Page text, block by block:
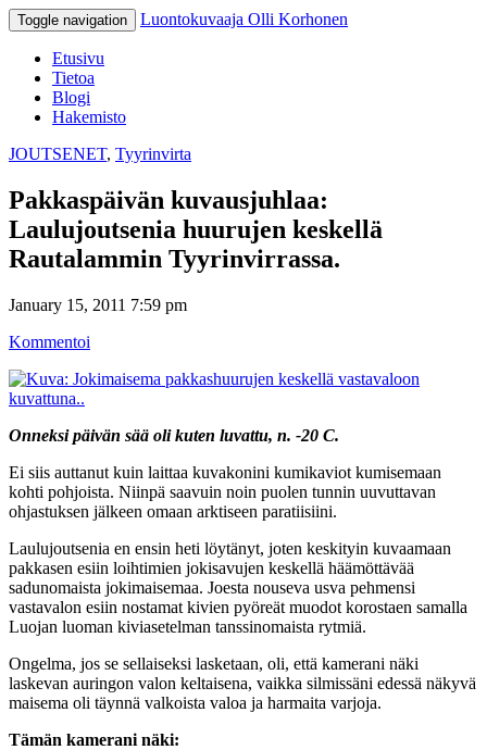
Toggle navigation Luontokuvaaja Olli Korhonen
Etusivu
Tietoa
Blogi
Hakemisto
JOUTSENET, Tyyrinvirta
Pakkaspäivän kuvausjuhlaa:
Laulujoutsenia huurujen keskellä
Rautalammin Tyyrinvirrassa.
January 15, 2011 7:59 pm
Kommentoi
Onneksi päivän sää oli kuten luvattu, n. -20 C.
Ei siis auttanut kuin laittaa kuvakonini kumikaviot kumisemaan
kohti pohjoista. Niinpä saavuin noin puolen tunnin uuvuttavan
ohjastuksen jälkeen omaan arktiseen paratiisiini.
Laulujoutsenia en ensin heti löytänyt, joten keskityin kuvaamaan
pakkasen esiin loihtimien jokisavujen keskellä häämöttävää
sadunomaista jokimaisemaa. Joesta nouseva usva pehmensi
vastavalon esiin nostamat kivien pyöreät muodot korostaen samalla
Luojan luoman kiviasetelman tanssinomaista rytmiä.
Ongelma, jos se sellaiseksi lasketaan, oli, että kamerani näki
laskevan auringon valon keltaisena, vaikka silmissäni edessä näkyvä
maisema oli täynnä valkoista valoa ja harmaita varjoja.
Tämän kamerani näki: